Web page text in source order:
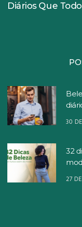
Diários Que
30
32
27